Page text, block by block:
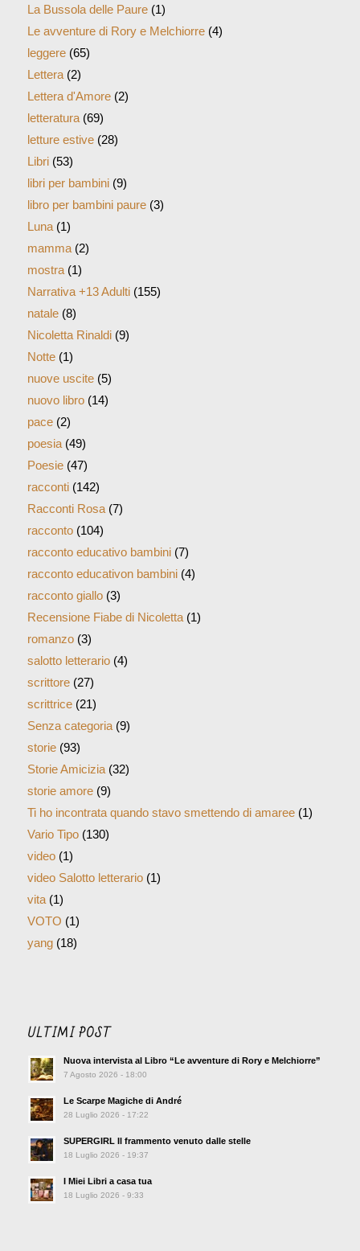
La Bussola delle Paure(1)
Le avventure di Rory e Melchiorre(4)
leggere(65)
Lettera(2)
Lettera d'Amore(2)
letteratura(69)
letture estive(28)
Libri(53)
libri per bambini(9)
libro per bambini paure(3)
Luna(1)
mamma(2)
mostra(1)
Narrativa +13 Adulti(155)
natale(8)
Nicoletta Rinaldi(9)
Notte(1)
nuove uscite(5)
nuovo libro(14)
pace(2)
poesia(49)
Poesie(47)
racconti(142)
Racconti Rosa(7)
racconto(104)
racconto educativo bambini(7)
racconto educativon bambini(4)
racconto giallo(3)
Recensione Fiabe di Nicoletta(1)
romanzo(3)
salotto letterario(4)
scrittore(27)
scrittrice(21)
Senza categoria(9)
storie(93)
Storie Amicizia(32)
storie amore(9)
Ti ho incontrata quando stavo smettendo di amaree(1)
Vario Tipo(130)
video(1)
video Salotto letterario(1)
vita(1)
VOTO (1)
yang(18)
ULTIMI POST
Nuova intervista al Libro “Le avventure di Rory e Melchiorre”
7 Agosto 2026 - 18:00
Le Scarpe Magiche di André
28 Luglio 2026 - 17:22
SUPERGIRL Il frammento venuto dalle stelle
18 Luglio 2026 - 19:37
I Miei Libri a casa tua
18 Luglio 2026 - 9:33